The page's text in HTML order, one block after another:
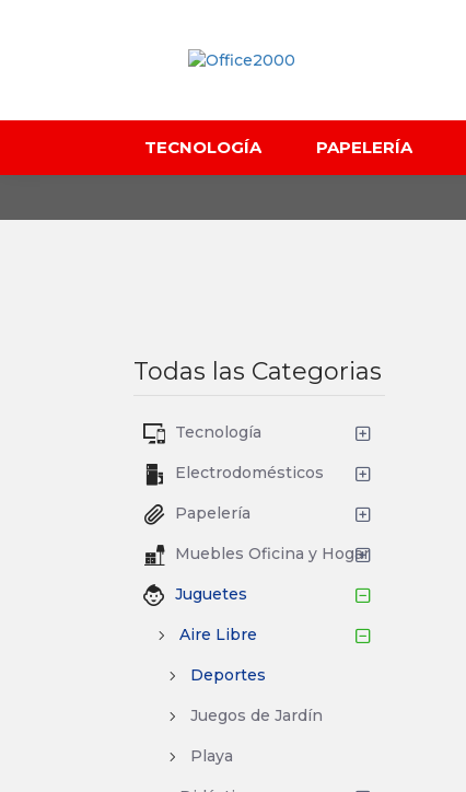
TECNOLOGÍA PAPELERÍA
Todas las Categorias
Tecnología
Electrodomésticos
Papelería
Muebles Oficina y Hogar
Juguetes
Aire Libre
Deportes
Juegos de Jardín
Playa